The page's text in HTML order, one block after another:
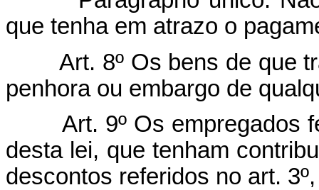
que tenha em atrazo o
Art. 8º Os bens de que
penhora ou embargo de
Art. 9º Os empregados
desta lei, que tenham
descontos referidos no art.